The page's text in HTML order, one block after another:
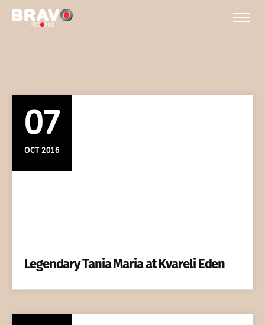
07
OCT 2016
Legendary Tania Maria at Kvareli Eden